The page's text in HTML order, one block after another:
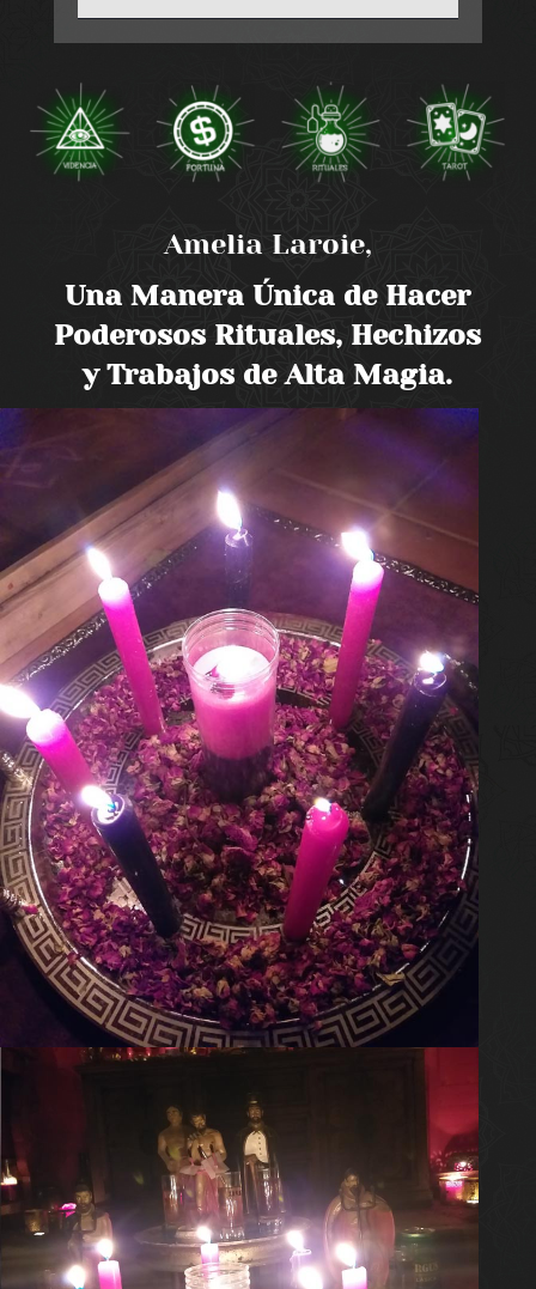
Amelia Laroie,
Una Manera Única de Hacer
Poderosos Rituales, Hechizos
y Trabajos de Alta Magia.